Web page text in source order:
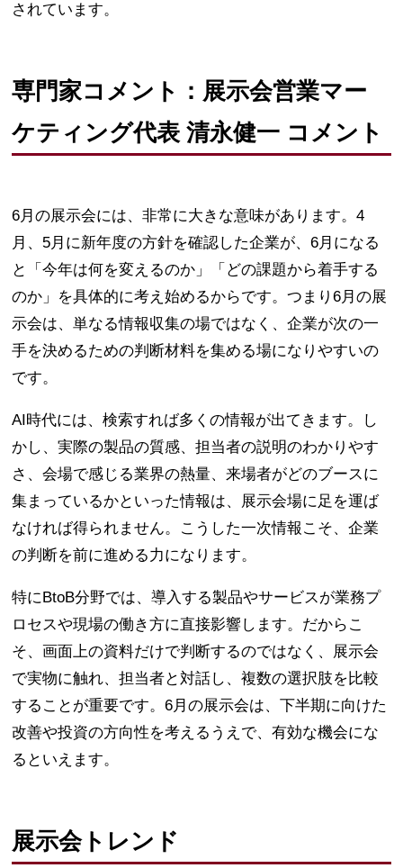
されています。
専門家コメント：展示会営業マー
ケティング代表 清永健一 コメント
6月の展示会には、非常に大きな意味があります。4
月、5月に新年度の方針を確認した企業が、6月になる
と「今年は何を変えるのか」「どの課題から着手する
のか」を具体的に考え始めるからです。つまり6月の展
示会は、単なる情報収集の場ではなく、企業が次の一
手を決めるための判断材料を集める場になりやすいの
です。
AI時代には、検索すれば多くの情報が出てきます。し
かし、実際の製品の質感、担当者の説明のわかりやす
さ、会場で感じる業界の熱量、来場者がどのブースに
集まっているかといった情報は、展示会場に足を運ば
なければ得られません。こうした一次情報こそ、企業
の判断を前に進める力になります。
特にBtoB分野では、導入する製品やサービスが業務プ
ロセスや現場の働き方に直接影響します。だからこ
そ、画面上の資料だけで判断するのではなく、展示会
で実物に触れ、担当者と対話し、複数の選択肢を比較
することが重要です。6月の展示会は、下半期に向けた
改善や投資の方向性を考えるうえで、有効な機会にな
るといえます。
展示会トレンド